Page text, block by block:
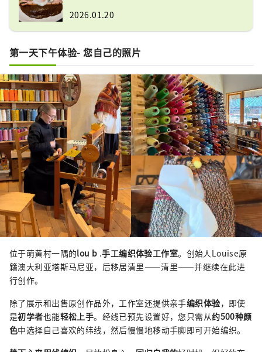
2026.01.20
第一天下午体验- 您自己的照片
位于萌黄村一隅的lou b .手工编织体验工作室。创始人Louise原
籍澳大利亚塔斯马尼亚，后移居清里——清里——并继续在此进
行创作。
除了展示和出售原创作品外，工作室还提供亲手编织体验，即使
是初学者也能轻松上手。经线已预先设置好，您只需从约500种颜
色中选择自己喜欢的纬线，然后慢慢地移动手脚即可开始编织。